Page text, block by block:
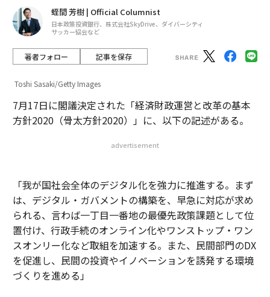
蛭間 芳樹 | Official Columnist
日本政策投資銀行、株式会社SkyDrive、ダイバーシティ
サッカー協会など
著者フォロー 記事を保存
Toshi Sasaki/Getty Images
7月17日に閣議決定された「経済財政運営と改革の基本
方針2020（骨太方針2020）」に、以下の記述がある。
advertisement
「我が国社会全体のデジタル化を強力に推進する。まず
は、デジタル・ガバメントの構築を、早急に対応が求め
られる、言わば一丁目一番地の最優先政策課題として位
置付け、行政手続のオンライン化やワンストップ・ワン
スオンリー化など取組を加速する。また、民間部門のDX
を促進し、民間の投資やイノベーションを誘発する環境
づくりを進める」